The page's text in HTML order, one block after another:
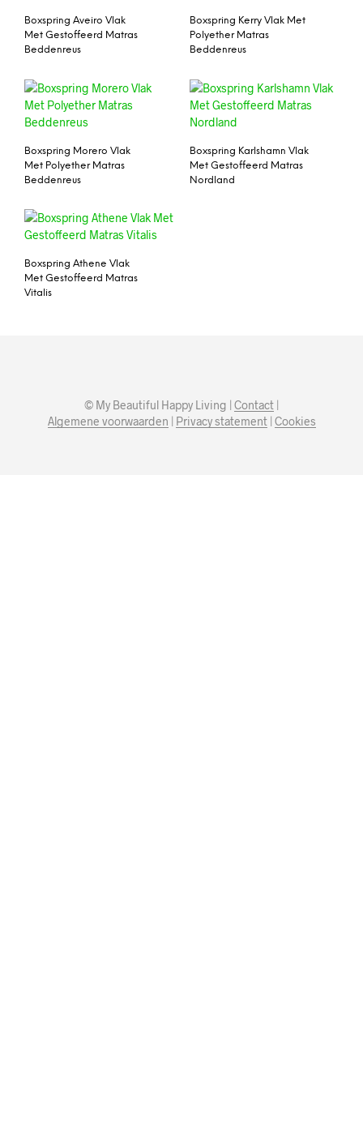
Boxspring Aveiro Vlak
Met Gestoffeerd Matras
Beddenreus
Boxspring Kerry Vlak Met
Polyether Matras
Beddenreus
Boxspring Morero Vlak
Met Polyether Matras
Beddenreus
Boxspring Karlshamn Vlak
Met Gestoffeerd Matras
Nordland
Boxspring Athene Vlak
Met Gestoffeerd Matras
Vitalis
© My Beautiful Happy Living | Contact |
Algemene voorwaarden | Privacy statement| Cookies